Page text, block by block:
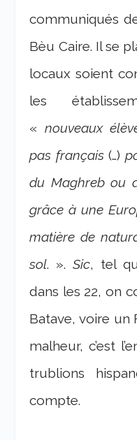
communiqués
Bèu Caire. Il se
locaux soient
les
« nouveaux
pas français(…)
du Maghreb ou
grâce à une
matière de
sol. ».Sic, tel
dans les 22, on
Batave, voire un
malheur, c’est
trublions
compte.